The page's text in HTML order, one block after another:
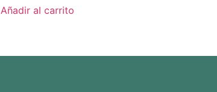
Añadir al carrito